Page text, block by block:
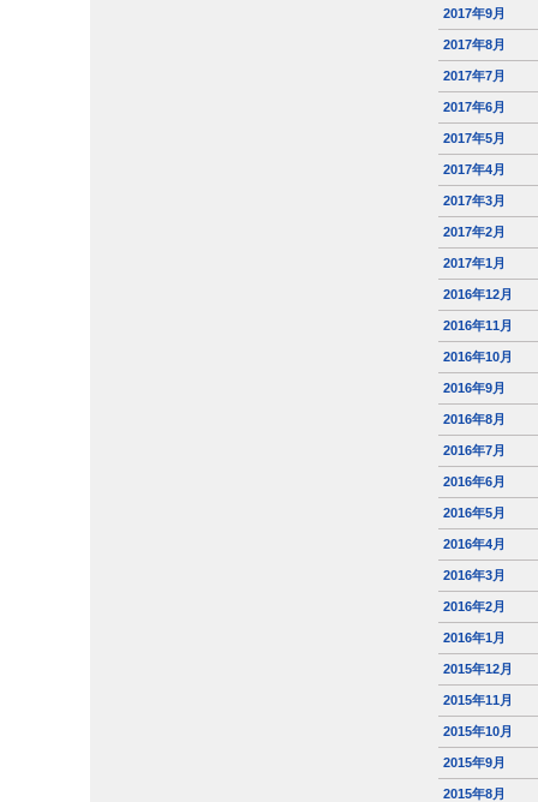
2017年9月
2017年8月
2017年7月
2017年6月
2017年5月
2017年4月
2017年3月
2017年2月
2017年1月
2016年12月
2016年11月
2016年10月
2016年9月
2016年8月
2016年7月
2016年6月
2016年5月
2016年4月
2016年3月
2016年2月
2016年1月
2015年12月
2015年11月
2015年10月
2015年9月
2015年8月